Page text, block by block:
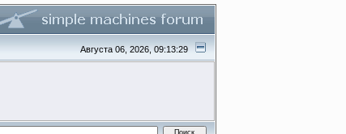
Августа 06, 2026, 09:13:29